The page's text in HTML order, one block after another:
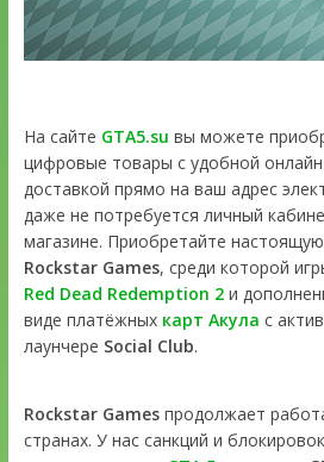
На сайте GTA5.su вы можете
цифровые товары с удобной
доставкой прямо на ваш адрес
даже не потребуется личный
магазине. Приобретайте
Rockstar Games, среди которой
Red Dead Redemption 2и
виде платёжных карт Акула с
лаунчере Social Club.
Rockstar Gamesпродолжает
странах. У нас санкций и